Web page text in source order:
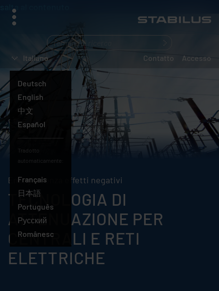
salta al contenuto
menu
Italiano
Deutsch
English
中文
Español
Tradotto
automaticamente:
Français
Italiano
日本語
Português
Русский
Românesc
Contatto Accesso
Energia senza effetti negativi
TECNOLOGIA DI
ATTENUAZIONE PER
CENTRALI E RETI
ELETTRICHE
Cosa
state
cercando?